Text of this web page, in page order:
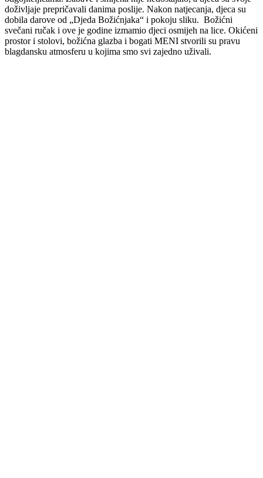
doživljaje prepričavali danima poslije. Nakon natjecanja, djeca su
dobila darove od „Djeda Božićnjaka“ i pokoju sliku. Božićni
svečani ručak i ove je godine izmamio djeci osmijeh na lice. Okićeni
prostor i stolovi, božićna glazba i bogati MENI stvorili su pravu
blagdansku atmosferu u kojima smo svi zajedno uživali.